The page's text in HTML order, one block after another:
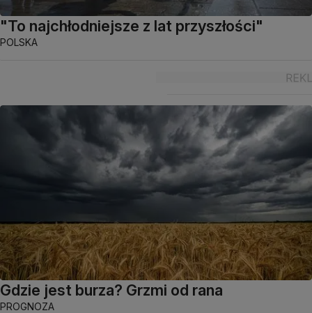
"To najchłodniejsze z lat przyszłości"
POLSKA
Gdzie jest burza? Grzmi od rana
PROGNOZA